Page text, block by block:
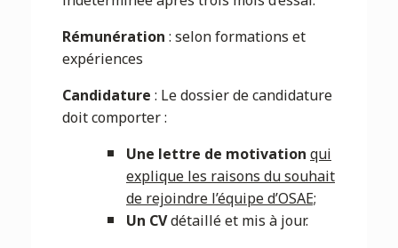
Rémunération: selon formations et
expériences
Candidature: Le dossier de candidature
doit comporter :
Une lettre de motivationqui
explique les raisons du souhait
de rejoindre l’équipe d’OSAE;
Un CVdétaillé et mis à jour.